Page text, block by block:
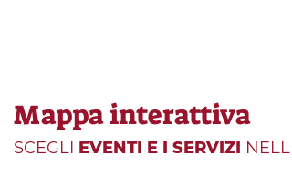
Mappa interattiva
SCEGLI EVENTI E I SERVIZI